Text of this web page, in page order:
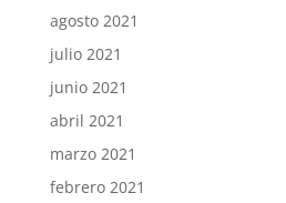
agosto 2021
julio 2021
junio 2021
abril 2021
marzo 2021
febrero 2021